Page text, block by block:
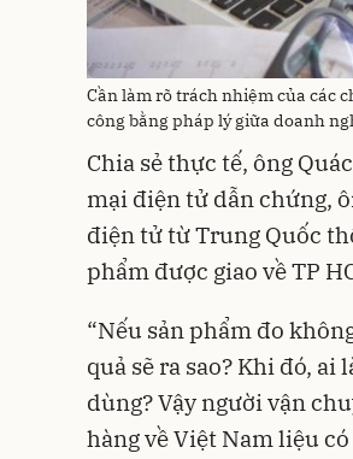
Cần làm rõ trách nhiệm của các
công bằng pháp lý giữa doanh
Chia sẻ thực tế, ông
mại điện tử dẫn chứng,
điện tử từ Trung Quốc
phẩm được giao về TP
“Nếu sản phẩm đo
quả sẽ ra sao? Khi đó,
dùng? Vậy người vận
hàng về Việt Nam liệu